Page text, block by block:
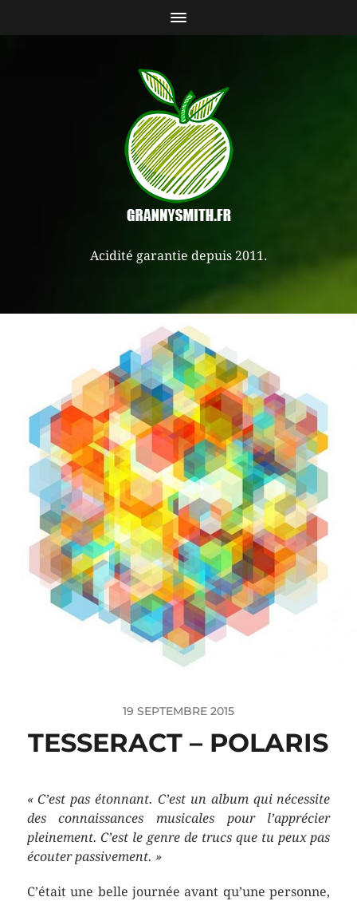
Acidité garantie depuis 2011.
19 SEPTEMBRE 2015
TESSERACT – POLARIS
« C’est pas étonnant. C’est un album qui nécessite
des connaissances musicales pour l’apprécier
pleinement. C’est le genre de trucs que tu peux pas
écouter passivement. »
C’était une belle journée avant qu’une personne,